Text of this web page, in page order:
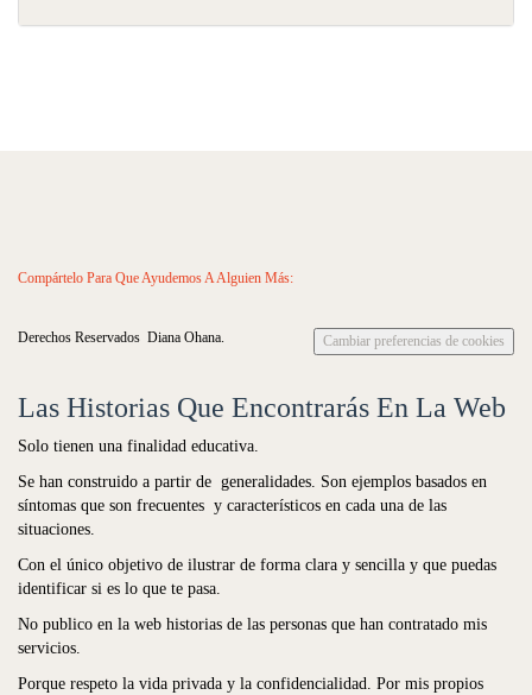
Compártelo Para Que Ayudemos A Alguien Más:
Cambiar preferencias de cookies
Derechos Reservados Diana Ohana.
Las Historias Que Encontrarás En La Web
Solo tienen una finalidad educativa.
Se han construido a partir de generalidades. Son ejemplos basados en
síntomas que son frecuentes y característicos en cada una de las
situaciones.
Con el único objetivo de ilustrar de forma clara y sencilla y que puedas
identificar si es lo que te pasa.
No publico en la web historias de las personas que han contratado mis
servicios.
Porque respeto la vida privada y la confidencialidad. Por mis propios